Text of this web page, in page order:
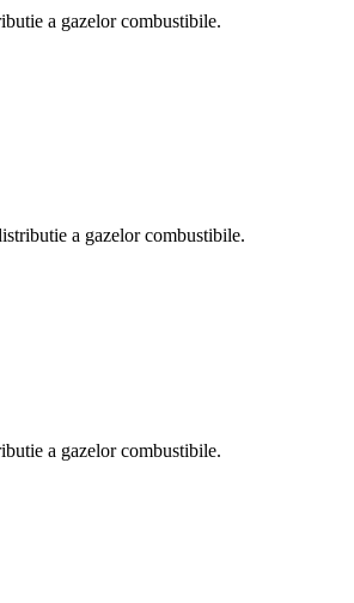
a gazelor combustibile.
a gazelor combustibile.
a gazelor combustibile.